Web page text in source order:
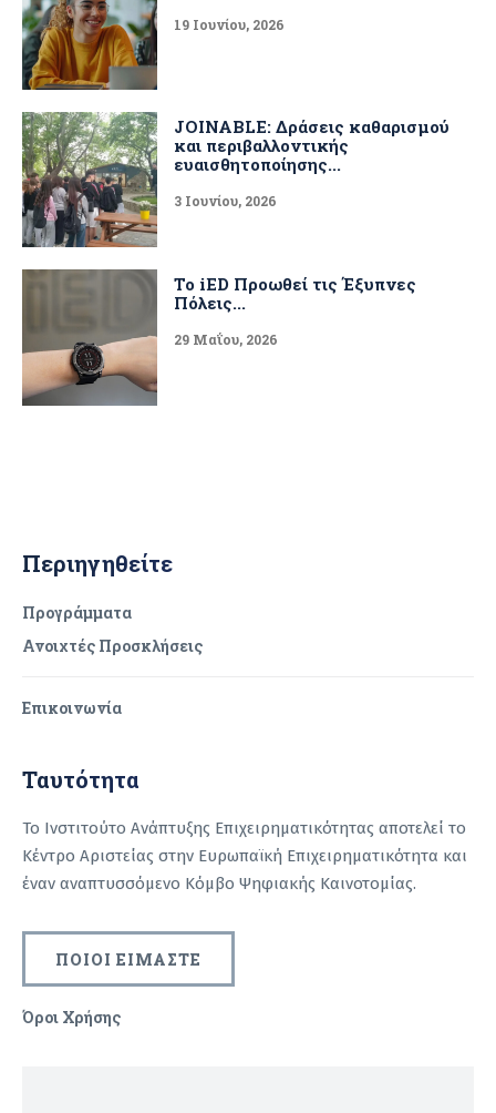
19 Ιουνίου, 2026
JOINABLE: Δράσεις καθαρισμού
και περιβαλλοντικής
ευαισθητοποίησης...
3 Ιουνίου, 2026
Το iED Προωθεί τις Έξυπνες
Πόλεις...
29 Μαΐου, 2026
Περιηγηθείτε
Προγράμματα
Ανοιχτές Προσκλήσεις
Επικοινωνία
Ταυτότητα
Το Ινστιτούτο Ανάπτυξης Επιχειρηματικότητας αποτελεί το
Κέντρο Αριστείας στην Ευρωπαϊκή Επιχειρηματικότητα και
έναν αναπτυσσόμενο Κόμβο Ψηφιακής Καινοτομίας.
ΠΟΙΟΙ ΕΙΜΑΣΤΕ
Όροι Χρήσης